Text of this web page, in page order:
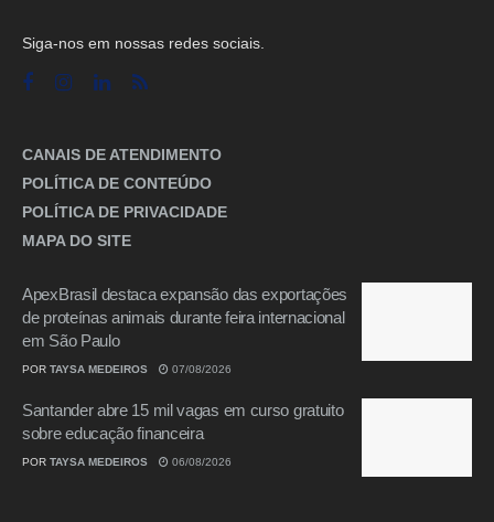
Siga-nos em nossas redes sociais.
CANAIS DE ATENDIMENTO
POLÍTICA DE CONTEÚDO
POLÍTICA DE PRIVACIDADE
MAPA DO SITE
ApexBrasil destaca expansão das exportações
de proteínas animais durante feira internacional
em São Paulo
POR TAYSA MEDEIROS 07/08/2026
Santander abre 15 mil vagas em curso gratuito
sobre educação financeira
POR TAYSA MEDEIROS 06/08/2026